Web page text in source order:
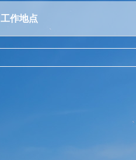
工作地点